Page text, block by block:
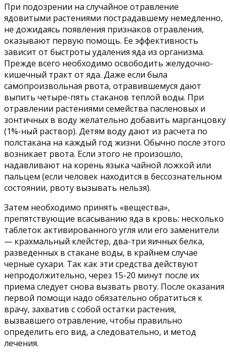
При подозрении на случайное отравление
ядовитыми растениями пострадавшему немедленно,
не дожидаясь появления признаков отравления,
оказывают первую помощь. Ее эффективность
зависит от быстроты удаления яда из организма.
Прежде всего необходимо освободить желудочно-
кишечный тракт от яда. Даже если была
самопроизвольная рвота, отравившемуся дают
выпить четыре-пять стаканов теплой воды. При
отравлении растениями семейства пасленовых и
зонтичных в воду желательно добавить марганцовку
(1%-ный раствор). Детям воду дают из расчета по
полстакана на каждый год жизни. Обычно после этого
возникает рвота. Если этого не произошло,
надавливают на корень языка чайной ложкой или
пальцем (если человек находится в бессознательном
состоянии, рвоту вызывать нельзя).
Затем необходимо принять «вещества»,
препятствующие всасыванию яда в кровь: несколько
таблеток активированного угля или его заменители
— крахмальный клейстер, два-три яичных белка,
разведенных в стакане воды, в крайнем случае
черные сухари. Так как эти средства действуют
непродолжительно, через 15-20 минут после их
приема следует снова вызвать рвоту. После оказания
первой помощи надо обязательно обратиться к
врачу, захватив с собой остатки растения,
вызвавшего отравление, чтобы правильно
определить его вид, а следовательно, и метод
лечения.